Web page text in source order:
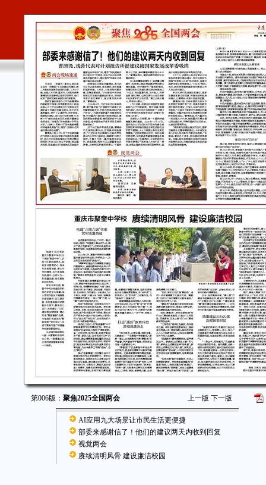
第006版： 聚焦2025全国两会 上一版 下一版
AI应用九大场景让市民生活更便捷
部委来感谢信了！他们的建议两天内收到回复
视觉两会
赓续清明风骨 建设廉洁校园